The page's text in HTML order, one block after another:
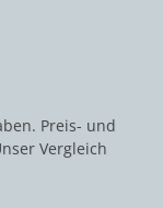
Preis- und
Vergleich